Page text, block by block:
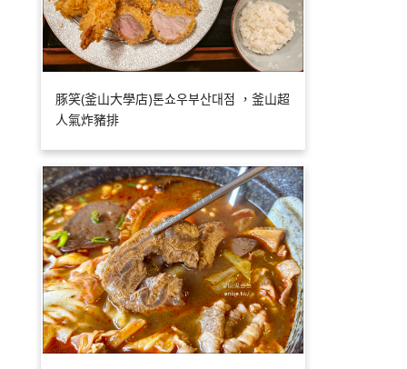
豚笑(釜山大學店)톤쇼우부산대점 ，釜山超
人氣炸豬排